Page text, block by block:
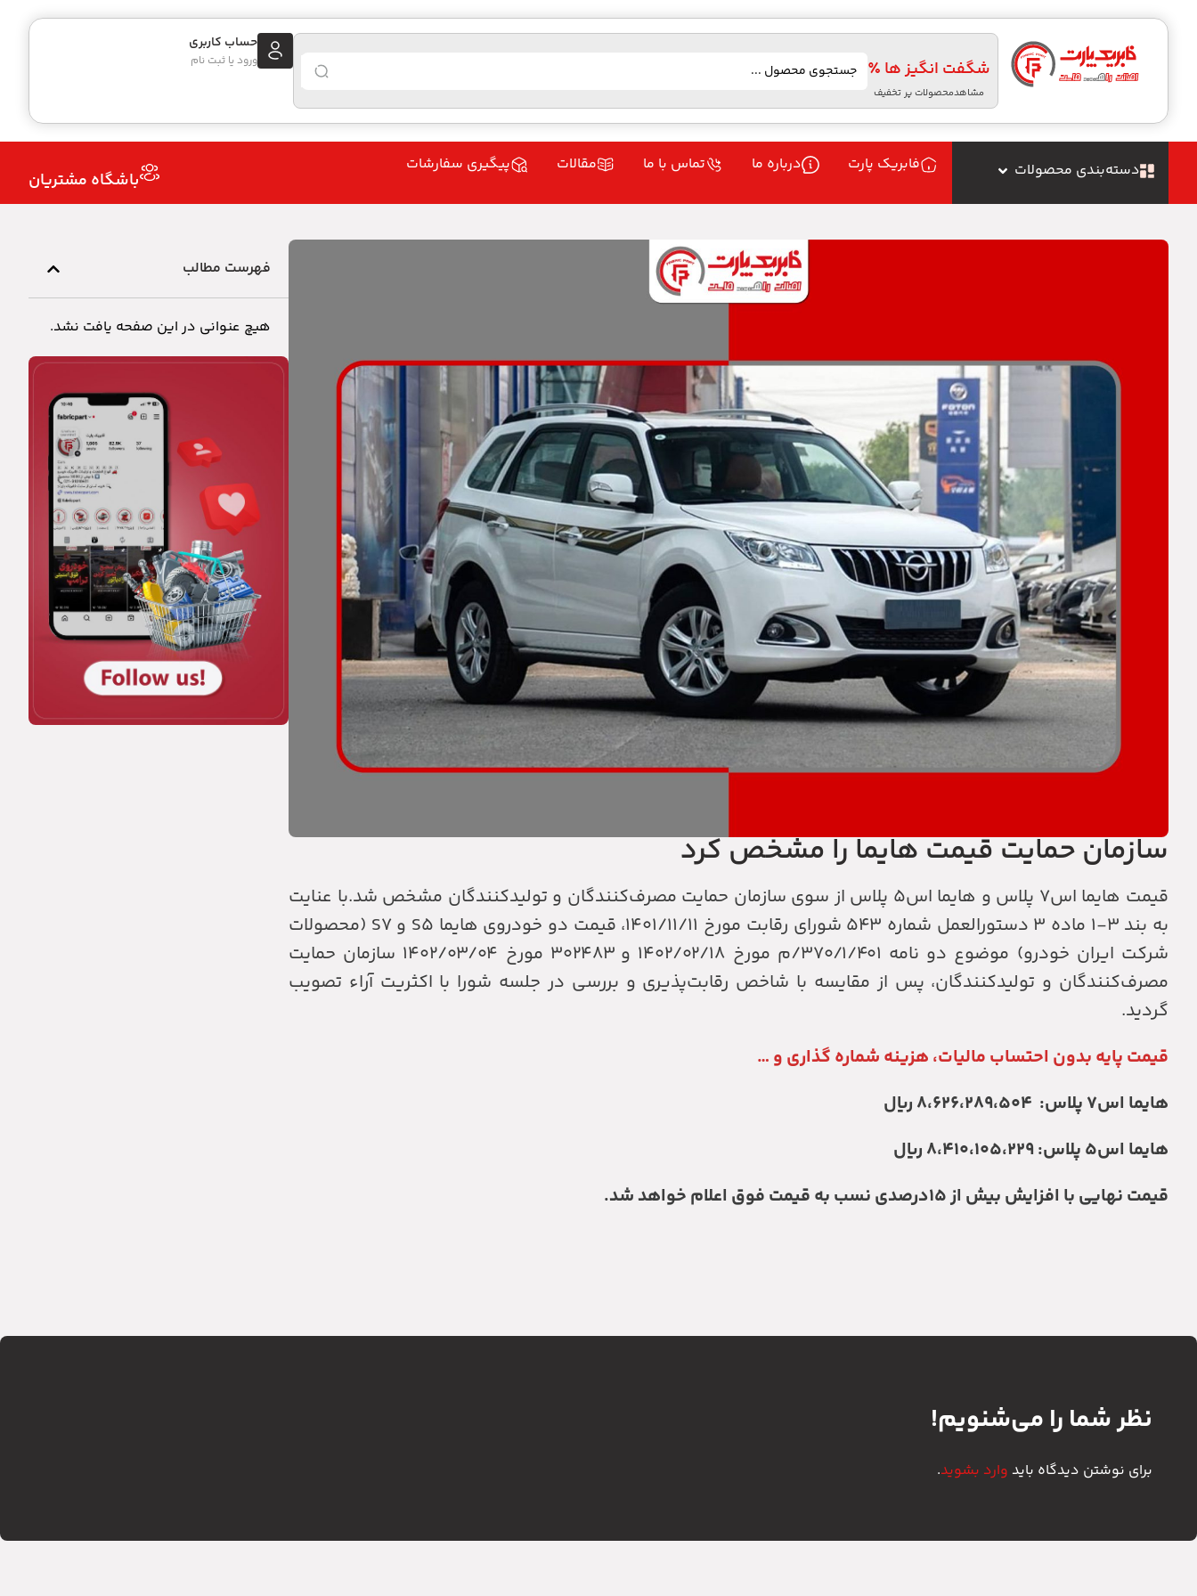
شگفت انگیز ها ٪
مشاهدمحصولات پر تخفیف
حساب کاربری
ورود یا ثبت نام
دسته‌بندی محصولات فابریک پارت درباره ما تماس با ما مقالات پیگیری سفارشات
باشگاه مشتریان
سازمان حمایت قیمت هایما را مشخص کرد
قیمت هایما اس۷ پلاس و هایما اس۵ پلاس از سوی سازمان حمایت مصرف‌کنندگان و تولیدکنندگان مشخص شد.با عنایت
به بند ۳-۱ ماده ۳ دستورالعمل شماره ۵۴۳ شورای رقابت مورخ ۱۴۰۱/۱۱/۱۱، قیمت دو خودروی هایما S۵ و S۷ (محصولات
شرکت ایران ‌خودرو) موضوع دو نامه ۳۷۰/۱/۴۰۱/م مورخ ۱۴۰۲/۰۲/۱۸ و ۳۰۲۴۸۳ مورخ ۱۴۰۲/۰۳/۰۴ سازمان حمایت
مصرف‌کنندگان و تولیدکنندگان، پس از مقایسه با شاخص رقابت‌پذیری و بررسی در جلسه شورا با اکثریت آراء تصویب
گردید.
قیمت پایه بدون احتساب مالیات، هزینه شماره گذاری و …
هایما اس۷ پلاس: ۸،۶۲۶،۲۸۹،۵۰۴ ریال
هایما اس۵ پلاس: ۸،۴۱۰،۱۰۵،۲۲۹ ریال
قیمت نهایی با افزایش بیش از ۱۵درصدی نسب به قیمت فوق اعلام خواهد شد.
فهرست مطالب
هیچ عنوانی در این صفحه یافت نشد.
نظر شما را می‌شنویم!
برای نوشتن دیدگاه باید وارد بشوید.